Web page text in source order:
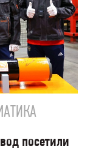
посетили